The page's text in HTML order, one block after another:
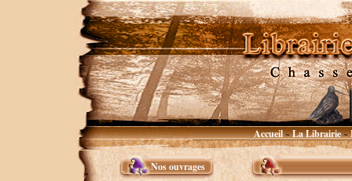
Accueil~La Librairie~
Nos ouvrages